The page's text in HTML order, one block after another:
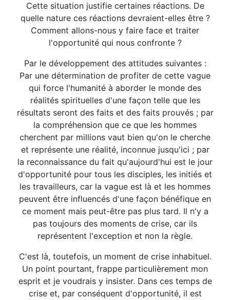
Cette situation justifie certaines réactions. De
quelle nature ces réactions devraient-elles être ?
Comment allons-nous y faire face et traiter
l'opportunité qui nous confronte ?
Par le développement des attitudes suivantes :
Par une détermination de profiter de cette vague
qui force l'humanité à aborder le monde des
réalités spirituelles d'une façon telle que les
résultats seront des faits et des faits prouvés ; par
la compréhension que ce que les hommes
cherchent par millions vaut bien qu'on le cherche
et représente une réalité, inconnue jusqu'ici ; par
la reconnaissance du fait qu'aujourd'hui est le jour
d'opportunité pour tous les disciples, les initiés et
les travailleurs, car la vague est là et les hommes
peuvent être influencés d'une façon bénéfique en
ce moment mais peut-être pas plus tard. Il n'y a
pas toujours des moments de crise, car ils
représentent l'exception et non la règle.
C'est là, toutefois, un moment de crise inhabituel.
Un point pourtant, frappe particulièrement mon
esprit et je voudrais y insister. Dans ces temps de
crise et, par conséquent d'opportunité, il est